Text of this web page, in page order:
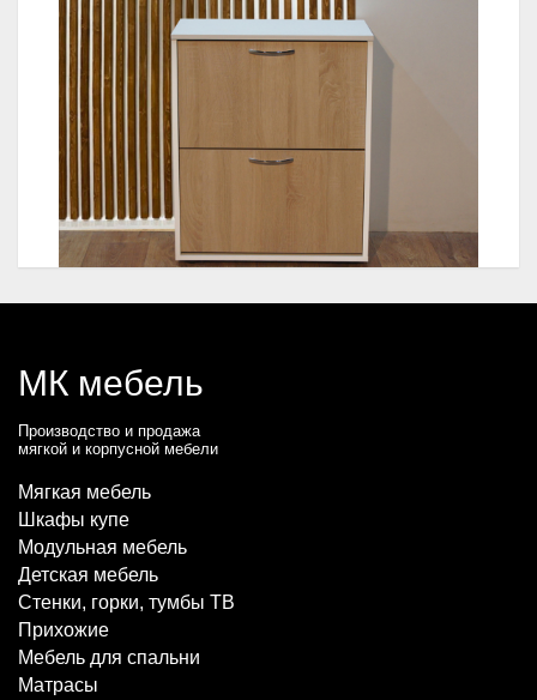
МК мебель
Производство и продажа
мягкой и корпусной мебели
Мягкая мебель
Шкафы купе
Модульная мебель
Детская мебель
Стенки, горки, тумбы ТВ
Прихожие
Мебель для спальни
Матрасы